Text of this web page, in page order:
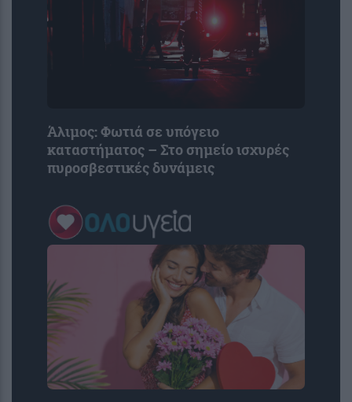
Άλιμος: Φωτιά σε υπόγειο
καταστήματος – Στο σημείο ισχυρές
πυροσβεστικές δυνάμεις